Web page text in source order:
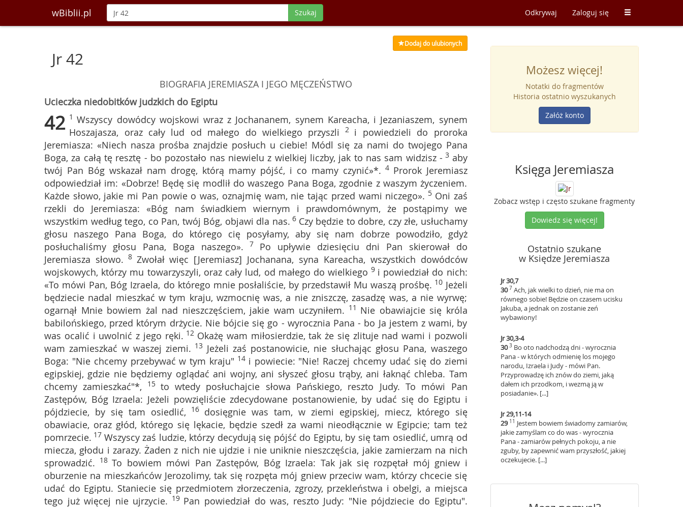
wBiblii.pl Szukaj Odkrywaj Zaloguj się
Dodaj do ulubionych
Jr 42
BIOGRAFIA JEREMIASZA I JEGO MĘCZEŃSTWO
Ucieczka niedobitków judzkich do Egiptu
42 1Wszyscy dowódcy wojskowi wraz z Jochananem, synem Kareacha, i Jezaniaszem, synem
Hoszajasza, oraz cały lud od małego do wielkiego przyszli
2 i powiedzieli do proroka
Jeremiasza: «Niech nasza prośba znajdzie posłuch u ciebie! Módl się za nami do twojego Pana
Boga, za całą tę resztę - bo pozostało nas niewielu z wielkiej liczby, jak to nas sam widzisz - 3 aby
twój Pan Bóg wskazał nam drogę, którą mamy pójść, i co mamy czynić»*. 4 Prorok Jeremiasz
odpowiedział im: «Dobrze! Będę się modlił do waszego Pana Boga, zgodnie z waszym życzeniem.
Każde słowo, jakie mi Pan powie o was, oznajmię wam, nie tając przed wami niczego». 5 Oni zaś
rzekli do Jeremiasza: «Bóg nam świadkiem wiernym i prawdomównym, że postąpimy we
wszystkim według tego, co Pan, twój Bóg, objawi dla nas. 6 Czy będzie to dobre, czy złe, usłuchamy
głosu naszego Pana Boga, do którego cię posyłamy, aby się nam dobrze powodziło, gdyż
posłuchaliśmy głosu Pana, Boga naszego». 7 Po upływie dziesięciu dni Pan skierował do
Jeremiasza słowo. 8 Zwołał więc [Jeremiasz] Jochanana, syna Kareacha, wszystkich dowódców
wojskowych, którzy mu towarzyszyli, oraz cały lud, od małego do wielkiego 9 i powiedział do nich:
«To mówi Pan, Bóg Izraela, do którego mnie posłaliście, by przedstawił Mu waszą prośbę. 10 Jeżeli
będziecie nadal mieszkać w tym kraju, wzmocnię was, a nie zniszczę, zasadzę was, a nie wyrwę;
ogarnął Mnie bowiem żal nad nieszczęściem, jakie wam uczyniłem. 11 Nie obawiajcie się króla
babilońskiego, przed którym drżycie. Nie bójcie się go - wyrocznia Pana - bo Ja jestem z wami, by
was ocalić i uwolnić z jego ręki. 12 Okażę wam miłosierdzie, tak że się zlituje nad wami i pozwoli
wam zamieszkać w waszej ziemi. 13 Jeżeli zaś postanowicie, nie słuchając głosu Pana, waszego
Boga: "Nie chcemy przebywać w tym kraju" 14 i powiecie: "Nie! Raczej chcemy udać się do ziemi
egipskiej, gdzie nie będziemy oglądać ani wojny, ani słyszeć głosu trąby, ani łaknąć chleba. Tam
chcemy zamieszkać"*, 15 to wtedy posłuchajcie słowa Pańskiego, reszto Judy. To mówi Pan
Zastępów, Bóg Izraela: Jeżeli powzięliście zdecydowane postanowienie, by udać się do Egiptu i
pójdziecie, by się tam osiedlić, 16 dosięgnie was tam, w ziemi egipskiej, miecz, którego się
obawiacie, oraz głód, którego się lękacie, będzie szedł za wami nieodłącznie w Egipcie; tam też
pomrzecie. 17 Wszyscy zaś ludzie, którzy decydują się pójść do Egiptu, by się tam osiedlić, umrą od
miecza, głodu i zarazy. Żaden z nich nie ujdzie i nie uniknie nieszczęścia, jakie zamierzam na nich
sprowadzić. 18 To bowiem mówi Pan Zastępów, Bóg Izraela: Tak jak się rozpętał mój gniew i
oburzenie na mieszkańców Jerozolimy, tak się rozpęta mój gniew przeciw wam, którzy chcecie się
udać do Egiptu. Staniecie się przedmiotem złorzeczenia, zgrozy, przekleństwa i obelgi, a miejsca
tego już więcej nie ujrzycie. 19 Pan powiedział do was, reszto Judy: "Nie pójdziecie do Egiptu".
Możesz więcej!
Notatki do fragmentów
Historia ostatnio wyszukanych
Załóż konto
Księga Jeremiasza
Zobacz wstęp i często szukane fragmenty
Dowiedz się więcej!
Ostatnio szukane
w Księdze Jeremiasza
Jr 30,7
307 Ach, jak wielki to dzień, nie ma on
równego sobie! Będzie on czasem ucisku
Jakuba, a jednak on zostanie zeń
wybawiony!
Jr 30,3-4
303 Bo oto nadchodzą dni - wyrocznia
Pana - w których odmienię los mojego
narodu, Izraela i Judy - mówi Pan.
Przyprowadzę ich znów do ziemi, jaką
dałem ich przodkom, i wezmą ją w
posiadanie». [...]
Jr 29,11-14
2911 Jestem bowiem świadomy zamiarów,
jakie zamyślam co do was - wyrocznia
Pana - zamiarów pełnych pokoju, a nie
zguby, by zapewnić wam przyszłość, jakiej
oczekujecie. [...]